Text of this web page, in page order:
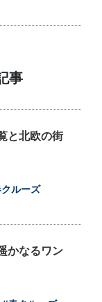
事
と北欧の街
ルーズ
かなるワン